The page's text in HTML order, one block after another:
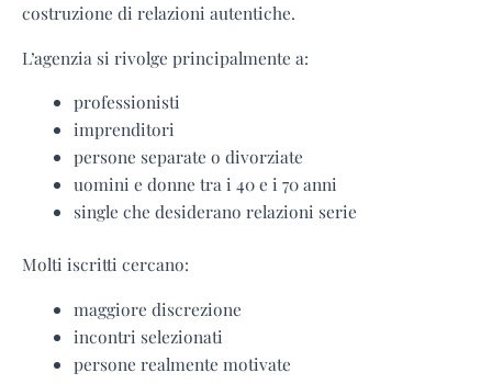
costruzione di relazioni autentiche.
L’agenzia si rivolge principalmente a:
professionisti
imprenditori
persone separate o divorziate
uomini e donne tra i 40 e i 70 anni
single che desiderano relazioni serie
Molti iscritti cercano:
maggiore discrezione
incontri selezionati
persone realmente motivate